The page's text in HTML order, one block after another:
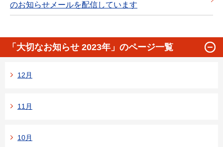
のお知らせメールを配信しています
「大切なお知らせ 2023年」のページ一覧
12月
11月
10月